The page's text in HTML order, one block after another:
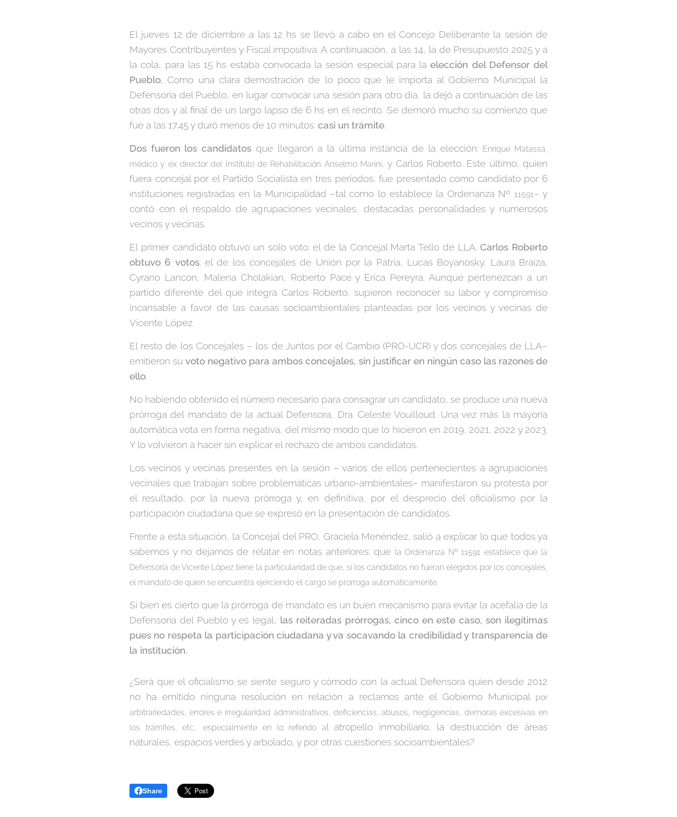
El jueves 12 de diciembre a las 12 hs se llevó a cabo en el Concejo Deliberante la sesión de
Mayores Contribuyentes y Fiscal impositiva. A continuación, a las 14, la de Presupuesto 2025 y a
la cola, para las 15 hs estaba convocada la sesión especial para laelección del Defensor del
Pueblo. Como una clara demostración de lo poco que le importa al Gobierno Municipal la
Defensoría del Pueblo, en lugar convocar una sesión para otro día, la dejó a continuación de las
otras dos y al final de un largo lapso de 6 hs en el recinto. Se demoró mucho su comienzo que
fue a las 17.45 y duró menos de 10 minutos: casi un trámite.
Dos fueron los candidatos que llegaron a la última instancia de la elección: Enrique Matassa,
médico y ex director del Instituto de Rehabilitación Anselmo Marini, y Carlos Roberto. Este último, quien
fuera concejal por el Partido Socialista en tres períodos, fue presentado como candidato por 6
instituciones registradas en la Municipalidad –tal como lo establece la Ordenanza Nº 11591– y
contó con el respaldo de agrupaciones vecinales, destacadas personalidades y numerosos
vecinos y vecinas.
El primer candidato obtuvo un solo voto: el de la Concejal Marta Tello de LLA.Carlos Roberto
obtuvo 6 votos: el de los concejales de Unión por la Patria, Lucas Boyanosky, Laura Braiza,
Cyrano Lancon, Malena Cholakian, Roberto Pace y Erica Pereyra. Aunque pertenezcan a un
partido diferente del que integra Carlos Roberto, supieron reconocer su labor y compromiso
incansable a favor de las causas socioambientales planteadas por los vecinos y vecinas de
Vicente López.
El resto de los Concejales – los de Juntos por el Cambio (PRO-UCR) y dos concejales de LLA–
emitieron suvoto negativo para ambos concejales, sin justificar en ningún caso las razones de
ello.
No habiendo obtenido el número necesario para consagrar un candidato, se produce una nueva
prórroga del mandato de la actual Defensora, Dra. Celeste Vouilloud. Una vez más la mayoría
automática vota en forma negativa, del mismo modo que lo hicieron en 2019, 2021, 2022 y 2023.
Y lo volvieron a hacer sin explicar el rechazo de ambos candidatos.
Los vecinos y vecinas presentes en la sesión – varios de ellos pertenecientes a agrupaciones
vecinales que trabajan sobre problemáticas urbano-ambientales– manifestaron su protesta por
el resultado, por la nueva prórroga y, en definitiva, por el desprecio del oficialismo por la
participación ciudadana que se expresó en la presentación de candidatos.
Frente a esta situación, la Concejal del PRO, Graciela Menéndez, salió a explicar lo que todos ya
sabemos y no dejamos de relatar en notas anteriores: que la Ordenanza Nº 11591 establece que la
Defensoría de Vicente López tiene la particularidad de que, si los candidatos no fueran elegidos por los concejales,
el mandato de quien se encuentra ejerciendo el cargo se prorroga automáticamente.
Si bien es cierto que la prórroga de mandato es un buen mecanismo para evitar la acefalía de la
Defensoría del Pueblo y es legal, las reiteradas prórrogas, cinco en este caso, son ilegítimas
pues no respeta la participación ciudadana y va socavando la credibilidad y transparencia de
la institución.
¿Será que el oficialismo se siente seguro y cómodo con la actual Defensora quien desde 2012
no ha emitido ninguna resolución en relación a reclamos ante el Gobierno Municipal
por
arbitrariedades, errores e irregularidad administrativos, deficiencias, abusos, negligencias, demoras excesivas en
los trámites, etc., especialmente en lo referido al atropello inmobiliario, la destrucción de áreas
naturales, espacios verdes y arbolado, y por otras cuestiones socioambientales?
Share